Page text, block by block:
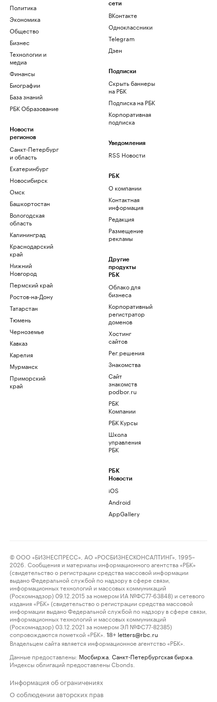
Политика
Экономика
Общество
Бизнес
Технологии и
медиа
Финансы
Биографии
База знаний
РБК Образование
Новости
регионов
Санкт-Петербург
и область
Екатеринбург
Новосибирск
Омск
Башкортостан
Вологодская
область
Калининград
Краснодарский
край
Нижний
Новгород
Пермский край
Ростов-на-Дону
Татарстан
Тюмень
Черноземье
Кавказ
Карелия
Мурманск
Приморский
край
сети
ВКонтакте
Одноклассники
Telegram
Дзен
Подписки
Скрыть баннеры
на РБК
Подписка на РБК
Корпоративная
подписка
Уведомления
RSS Новости
РБК
О компании
Контактная
информация
Редакция
Размещение
рекламы
Другие
продукты
РБК
Облако для
бизнеса
Корпоративный
регистратор
доменов
Хостинг
сайтов
Рег.решения
Знакомства
Сайт
знакомств
podbor.ru
РБК
Компании
РБК Курсы
Школа
управления
РБК
РБК
Новости
iOS
Android
AppGallery
© ООО «БИЗНЕСПРЕСС», АО «РОСБИЗНЕСКОНСАЛТИНГ», 1995–
2026. Сообщения и материалы информационного агентства «РБК»
(свидетельство о регистрации средства массовой информации
выдано Федеральной службой по надзору в сфере связи,
информационных технологий и массовых коммуникаций
(Роскомнадзор) 09.12.2015 за номером ИА №ФС77-63848) и сетевого
издания «РБК» (свидетельство о регистрации средства массовой
информации выдано Федеральной службой по надзору в сфере связи,
информационных технологий и массовых коммуникаций
(Роскомнадзор) 03.12.2021 за номером ЭЛ №ФС77-82385)
сопровождаются пометкой «РБК».
18+ letters@rbc.ru
Владельцем сайта является информационное агентство «РБК».
Данные предоставлены: Мосбиржа Санкт-Петербургская биржа
Индексы облигаций предоставлены Cbonds.
Информация об ограничениях
О соблюдении авторских прав